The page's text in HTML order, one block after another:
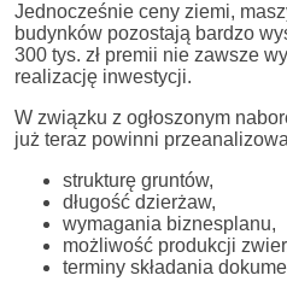
Jednocześnie ceny ziemi,
budynków pozostają bardzo
300 tys. zł premii nie zawsze
realizację inwestycji.
W związku z ogłoszonym
już teraz powinni
strukturę gruntów,
długość dzierżaw,
wymagania biznesplanu,
możliwość produkcji
terminy składania